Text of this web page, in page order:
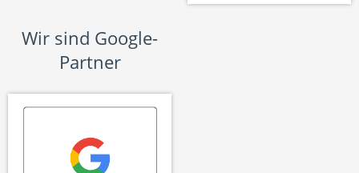
Wir sind Google-
Partner